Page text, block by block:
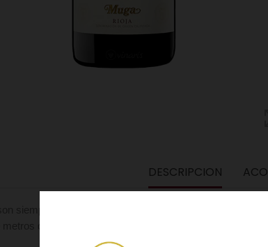
DESCRIPCION
siempre las últimas en ser llevada a la bodega y se
metros de altura sobre el nivel del mar. Con suelo